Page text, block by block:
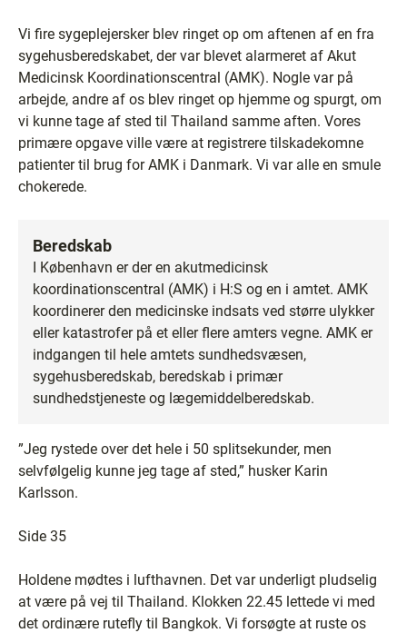
Vi fire sygeplejersker blev ringet op om aftenen af en fra
sygehusberedskabet, der var blevet alarmeret af Akut
Medicinsk Koordinationscentral (AMK). Nogle var på
arbejde, andre af os blev ringet op hjemme og spurgt, om
vi kunne tage af sted til Thailand samme aften. Vores
primære opgave ville være at registrere tilskadekomne
patienter til brug for AMK i Danmark. Vi var alle en smule
chokerede.
Beredskab
I København er der en akutmedicinsk
koordinationscentral (AMK) i H:S og en i amtet. AMK
koordinerer den medicinske indsats ved større ulykker
eller katastrofer på et eller flere amters vegne. AMK er
indgangen til hele amtets sundhedsvæsen,
sygehusberedskab, beredskab i primær
sundhedstjeneste og lægemiddelberedskab.
”Jeg rystede over det hele i 50 splitsekunder, men
selvfølgelig kunne jeg tage af sted,” husker Karin
Karlsson.
Side 35
Holdene mødtes i lufthavnen. Det var underligt pludselig
at være på vej til Thailand. Klokken 22.45 lettede vi med
det ordinære rutefly til Bangkok. Vi forsøgte at ruste os